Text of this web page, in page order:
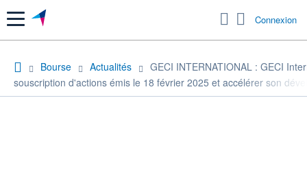
Menu Connexion
Bourse Actualités
GECI INTERNATIONAL : GECI
souscription d'actions émis le 18 février 2025 et accélérer son